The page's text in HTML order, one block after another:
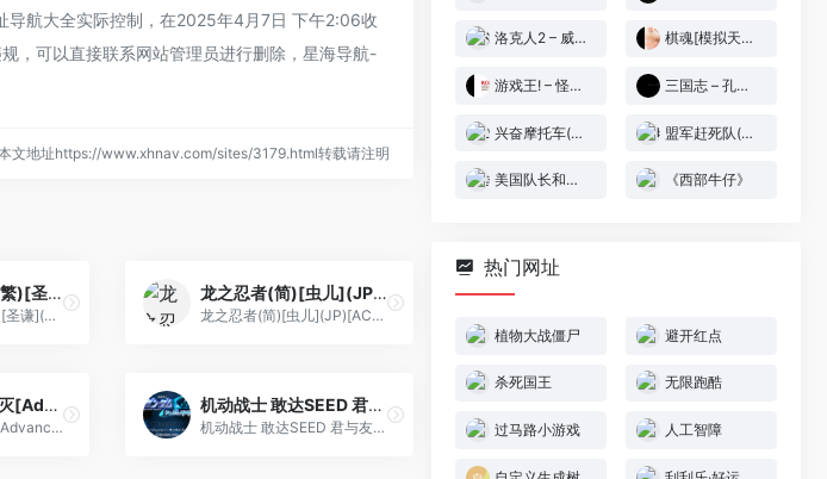
导航大全实际控制，在2025年4月7日 下午2:06收
，可以直接联系网站管理员进行删除，星海导航-
文地址https://www.xhnav.com/sites/3179.html转载请注明
踩地雷 – 对战篇(繁)[圣谦](CN)[PUZ](0.31Mb)
踩地雷 - 对战篇(繁)[圣谦](CN)[PUZ](0.31Mb)
龙之忍者(简)[虫儿](JP)[ACT](2Mb)
龙之忍者(简)[虫儿](JP)[ACT](2Mb)
驭龙少年 世界破灭[Advance汉化组](v2.0)(简)(128Mb)
驭龙少年 世界破灭[Advance汉化组](v2.0)(简)(128Mb)
机动战士 敢达SEED 君与友的战场[TGB](Beta) (v20160514)(简)(JP)(64Mb)
机动战士 敢达SEED 君与友的战场[TGB](Beta) (v20160514)(简)(JP)(64Mb)
洛克人2 – 威利博士之谜(v20230315)(v2)(繁)[Nokoh](JP)[ACT](4Mb) 棋魂[模拟天下&CGP](简)(JP)(65.58Mb)
游戏王! – 怪兽决斗EX 3[CGP](简)(JP)(128Mb) 三国志 – 孔明传[天空联盟&廖永新](繁)(JP)(64Mb)
兴奋摩托车(简)[F0REVERD](JU)[RAC](0.18Mb) 盟军赶死队(简)[外星科技](CN)[RPG](4Mb)
美国队长和复仇者联盟(v20220506)(简)[LSP](US)[ACT](3Mb) 《西部牛仔》
热门网址
植物大战僵尸 避开红点
杀死国王 无限跑酷
过马路小游戏 人工智障